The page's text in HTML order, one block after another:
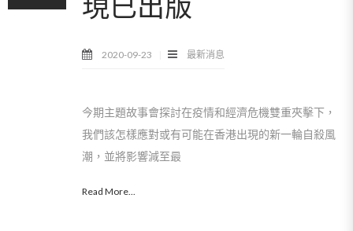
2020-09-23 最新消息
今期主題故事會探討在疫情和經濟危機雙重夾擊下，
我們該怎樣應對或有可能在香港出現的新一輪自殺風
潮，並將影響減至最
Read More...